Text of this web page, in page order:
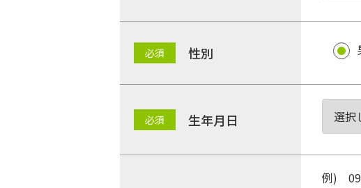
性別
生年月日
例)